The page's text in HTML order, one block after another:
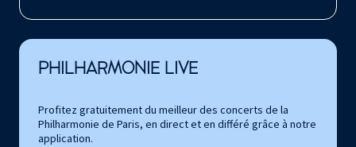
PHILHARMONIE LIVE
Profitez gratuitement du meilleur des concerts de la
Philharmonie de Paris, en direct et en différé grâce à notre
application.